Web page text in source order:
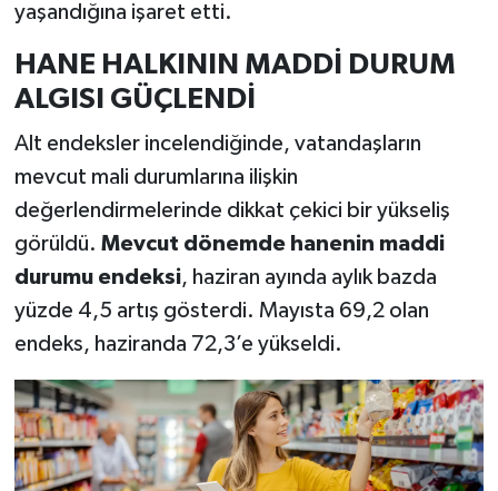
yaşandığına işaret etti.
HANE HALKININ MADDİ DURUM
ALGISI GÜÇLENDİ
Alt endeksler incelendiğinde, vatandaşların
mevcut mali durumlarına ilişkin
değerlendirmelerinde dikkat çekici bir yükseliş
görüldü. Mevcut dönemde hanenin maddi
durumu endeksi, haziran ayında aylık bazda
yüzde 4,5 artış gösterdi. Mayısta 69,2 olan
endeks, haziranda 72,3’e yükseldi.